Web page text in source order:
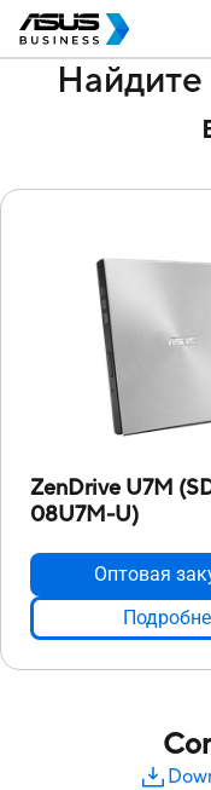
ZenDrive U7M
08U7M-U)
Оптовая